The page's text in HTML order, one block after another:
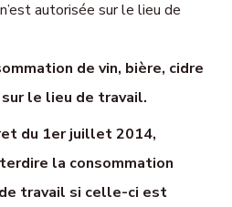
autorisée sur le lieu de
de vin, bière, cidre
le lieu de travail.
du 1er juillet 2014,
la consommation
travail si celle-ci est